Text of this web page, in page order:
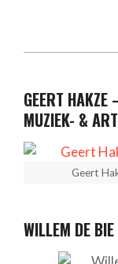
GEERT HAKZE
MUZIEK- &
Geert
WILLEM DE